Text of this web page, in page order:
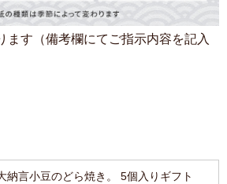
ます（備考欄にてご指示内容を記入
納言小豆のどら焼き。 5個入りギフト